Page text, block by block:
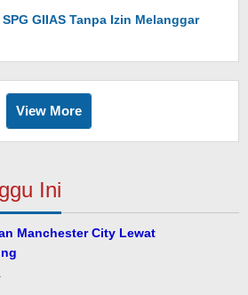
GIIAS Tanpa Izin Melanggar
View More
Ini
Manchester City Lewat